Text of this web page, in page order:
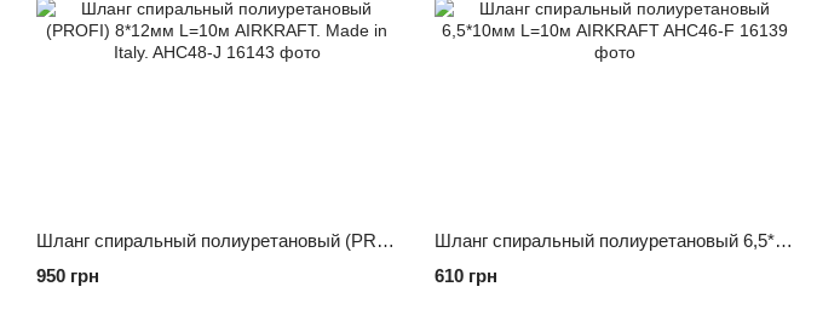
Шланг спиральный полиуретановый (PROFI) 8*12мм L=10м AIRKRAFT. Made in Italy. AHC48-J
950 грн
Шланг спиральный полиуретановый 6,5*10мм L=10м AIRKRAFT AHC46-F
610 грн